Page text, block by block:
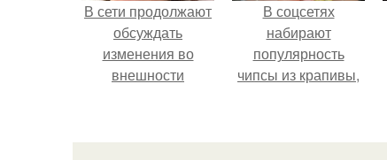
В сети продолжают
обсуждать
изменения во
внешности
В соцсетях
набирают
популярность
чипсы из крапивы,
комментариях